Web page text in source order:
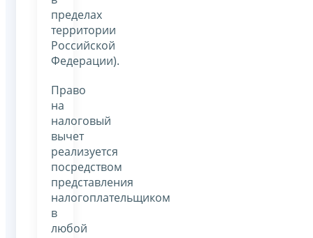
пределах
территории
Российской
Федерации).
Право
на
налоговый
вычет
реализуется
посредством
представления
налогоплательщиком
в
любой